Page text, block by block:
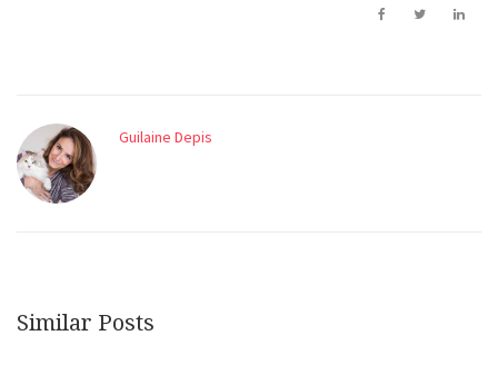
Guilaine Depis
Similar Posts